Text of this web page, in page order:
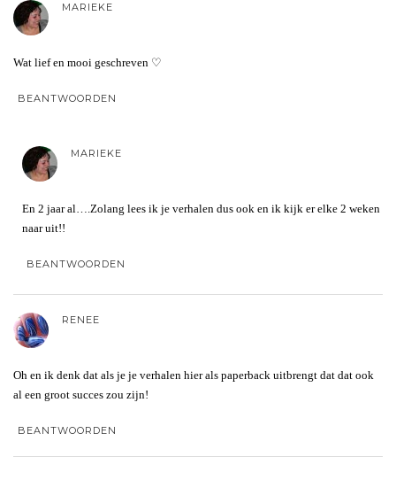
MARIEKE
Wat lief en mooi geschreven ♡
BEANTWOORDEN
MARIEKE
En 2 jaar al….Zolang lees ik je verhalen dus ook en ik kijk er elke 2 weken
naar uit!!
BEANTWOORDEN
RENEE
Oh en ik denk dat als je je verhalen hier als paperback uitbrengt dat dat ook
al een groot succes zou zijn!
BEANTWOORDEN